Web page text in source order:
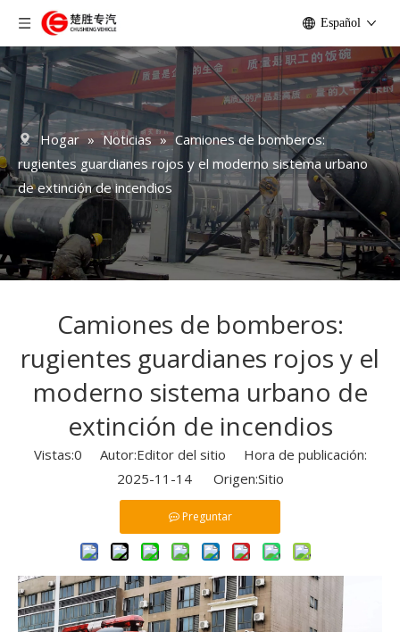
Español
Hogar » Noticias » Camiones de bomberos:
rugientes guardianes rojos y el moderno sistema urbano
de extinción de incendios
Camiones de bomberos:
rugientes guardianes rojos y el
moderno sistema urbano de
extinción de incendios
Vistas:0 Autor:Editor del sitio Hora de publicación:
2025-11-14 Origen:Sitio
Preguntar